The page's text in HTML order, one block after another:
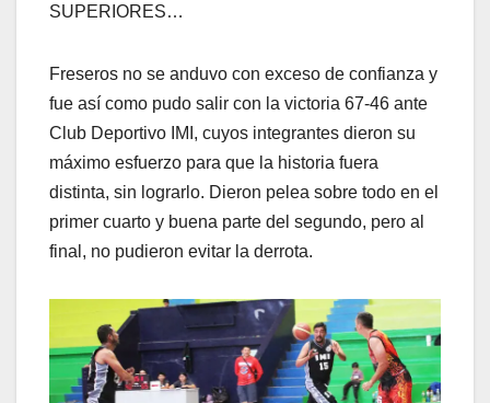
SUPERIORES…
Freseros no se anduvo con exceso de confianza y
fue así como pudo salir con la victoria 67-46 ante
Club Deportivo IMI, cuyos integrantes dieron su
máximo esfuerzo para que la historia fuera
distinta, sin lograrlo. Dieron pelea sobre todo en el
primer cuarto y buena parte del segundo, pero al
final, no pudieron evitar la derrota.